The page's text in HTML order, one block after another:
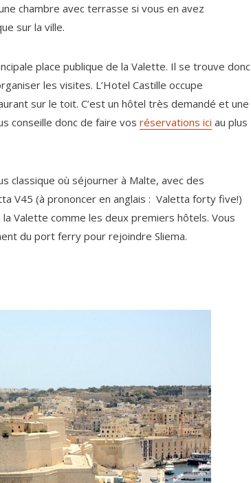
chambre avec terrasse si vous en avez
sur la ville.
place publique de la Valette. Il se trouve donc
les visites. L’Hotel Castille occupe
sur le toit. C’est un hôtel très demandé et une
conseille donc de faire vos réservations ici au plus
classique où séjourner à Malte, avec des
V45 (à prononcer en anglais : Valetta forty five!)
Valette comme les deux premiers hôtels. Vous
du port ferry pour rejoindre Sliema.